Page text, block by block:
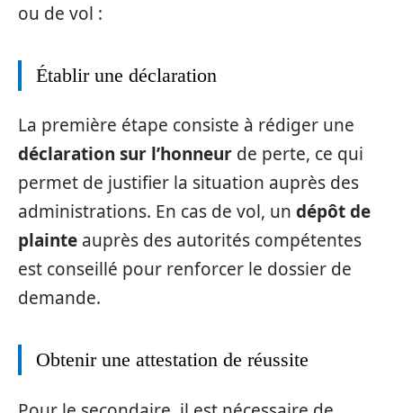
ou de vol :
Établir une déclaration
La première étape consiste à rédiger une
déclaration sur l’honneur de perte, ce qui
permet de justifier la situation auprès des
administrations. En cas de vol, un dépôt de
plainte auprès des autorités compétentes
est conseillé pour renforcer le dossier de
demande.
Obtenir une attestation de réussite